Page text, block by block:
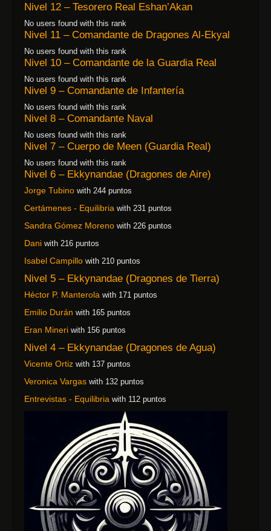
Nivel 12 – Tesorero Real Eshan’Akan
No users found with this rank
Nivel 11 – Comandante de Dragones Al-Ekyal
No users found with this rank
Nivel 10 – Comandante de la Guardia Real
No users found with this rank
Nivel 9 – Comandante de Infantería
No users found with this rank
Nivel 8 – Comandante Naval
No users found with this rank
Nivel 7 – Cuerpo de Meen (Guardia Real)
No users found with this rank
Nivel 6 – Ekkynandae (Dragones de Aire)
Jorge Tubino with 244 puntos
Certámenes - Equilibria with 231 puntos
Sandra Gómez Moreno with 226 puntos
Dani with 216 puntos
Isabel Campillo with 210 puntos
Nivel 5 – Ekkynandae (Dragones de Tierra)
Héctor P. Manterola with 171 puntos
Emilio Durán with 165 puntos
Eran Mineri with 156 puntos
Nivel 4 – Ekkynandae (Dragones de Agua)
Vicente Ortiz with 137 puntos
Veronica Vargas with 132 puntos
Entrevistas - Equilibria with 112 puntos